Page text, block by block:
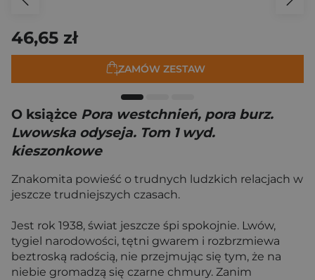
46,65 zł
ZAMÓW ZESTAW
O książce Pora westchnień, pora burz.
Lwowska odyseja. Tom 1 wyd.
kieszonkowe
Znakomita powieść o trudnych ludzkich relacjach w
jeszcze trudniejszych czasach.
Jest rok 1938, świat jeszcze śpi spokojnie. Lwów,
tygiel narodowości, tętni gwarem i rozbrzmiewa
beztroską radością, nie przejmując się tym, że na
niebie gromadzą się czarne chmury. Zanim